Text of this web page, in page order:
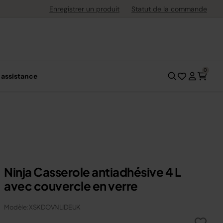
dès 40 € d'achatEnregistrer un produit Statut de la commande
0
Ninja Casserole antiadhésive 4 L
avec couvercle en verre
Modèle: XSKDOVNLIDEUK